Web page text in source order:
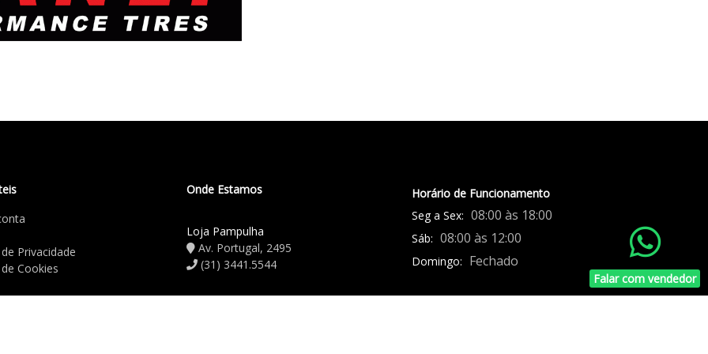
Privacidade
Cookies
Onde Estamos
Loja Pampulha
Av. Portugal, 2495
(31) 3441.5544
Horário de Funcionamento
Seg a Sex: 08:00 às 18:00
Sáb: 08:00 às 12:00
Domingo: Fechado
Falar com vendedor